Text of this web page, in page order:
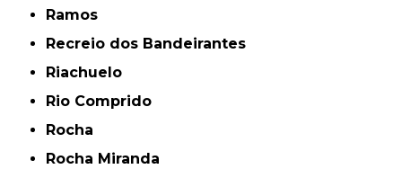
Ramos
Recreio dos Bandeirantes
Riachuelo
Rio Comprido
Rocha
Rocha Miranda